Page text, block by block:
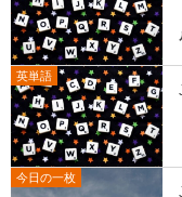
英単語
今日の一枚